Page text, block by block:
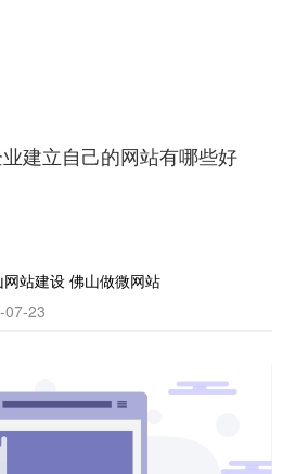
建立自己的网站有哪些好
网站建设 佛山做微网站
07-23